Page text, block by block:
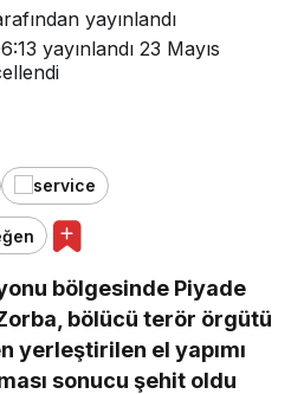
yayınlandı
yayınlandı 23 Mayıs
bölgesinde Piyade
bölücü terör örgütü
yerleştirilen el yapımı
sonucu şehit oldu